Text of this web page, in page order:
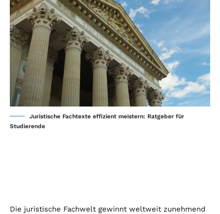
Juristische Fachtexte effizient meistern: Ratgeber für
Studierende
Die juristische Fachwelt gewinnt weltweit zunehmend